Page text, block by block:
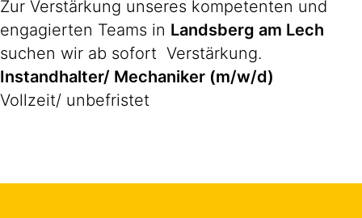
Zur Verstärkung unseres kompetenten und
engagierten Teams in Landsberg am Lech
suchen wir ab sofort Verstärkung.
Instandhalter/ Mechaniker (m/w/d)
Vollzeit/ unbefristet